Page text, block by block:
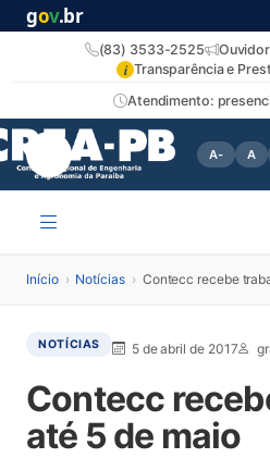
gov.br
Atendimento:
(83) 3533-2525
i Transparência e
A- A
Início › Notícias › Contecc recebe
NOTÍCIAS 5 de abril de 2017
Contecc
até 5 de maio